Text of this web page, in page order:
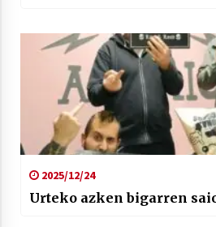
2025/12/24
Urteko azken bigarren